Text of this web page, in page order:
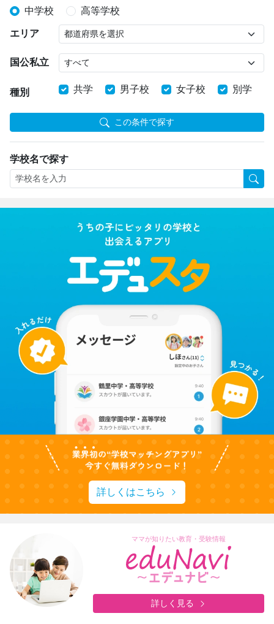
中学校 高等学校
エリア
国公私立
種別 共学 男子校 女子校 別学
この条件で探す
学校名で探す
詳しくはこちら
ママが知りたい教育・受験情報
詳しく見る